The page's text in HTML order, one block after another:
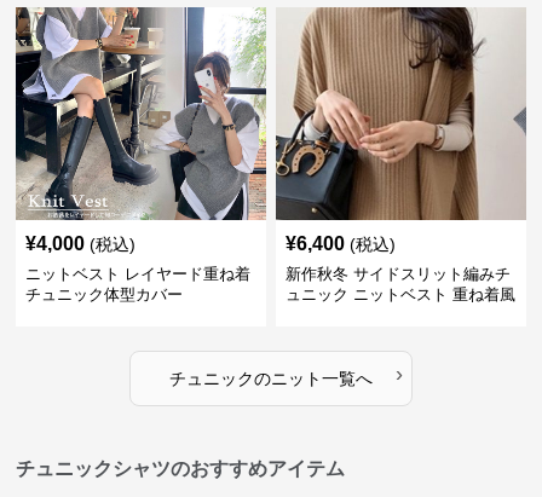
¥4,000 (税込)
ニットベスト レイヤード重ね着
チュニック体型カバー
¥6,400 (税込)
新作秋冬 サイドスリット編みチ
ュニック ニットベスト 重ね着風
チュニックのニット一覧へ ›
チュニックシャツのおすすめアイテム